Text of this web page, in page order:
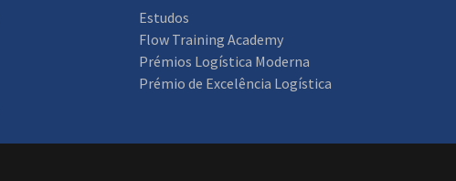
Estudos
Flow Training Academy
Prémios Logística Moderna
Prémio de Excelência Logística